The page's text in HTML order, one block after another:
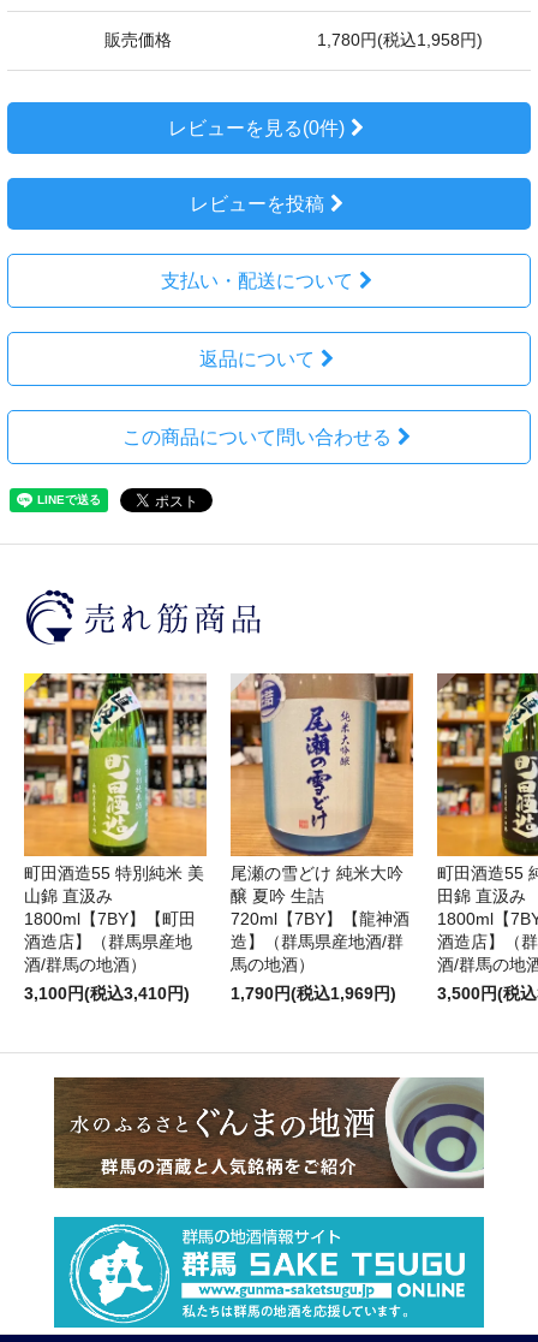
販売価格 1,780円(税込1,958円)
レビューを見る(0件)
レビューを投稿
支払い・配送について
返品について
この商品について問い合わせる
町田酒造55 特別純米 美
山錦 直汲み
1800ml【7BY】【町田
酒造店】（群馬県産地
酒/群馬の地酒）
3,100円(税込3,410円)
尾瀬の雪どけ 純米大吟
醸 夏吟 生詰
720ml【7BY】【龍神酒
造】（群馬県産地酒/群
馬の地酒）
1,790円(税込1,969円)
町田酒造55
田錦 直汲み
1800ml【
酒造店】（
酒/群馬の地
3,500円(税